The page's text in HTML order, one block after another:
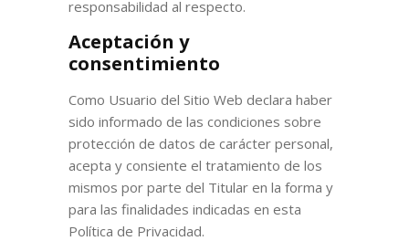
responsabilidad al respecto.
Aceptación y
consentimiento
Como Usuario del Sitio Web declara haber
sido informado de las condiciones sobre
protección de datos de carácter personal,
acepta y consiente el tratamiento de los
mismos por parte del Titular en la forma y
para las finalidades indicadas en esta
Política de Privacidad.